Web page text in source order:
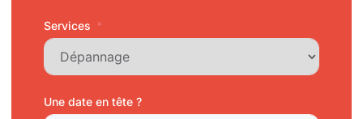
Services
Une date en tête ?